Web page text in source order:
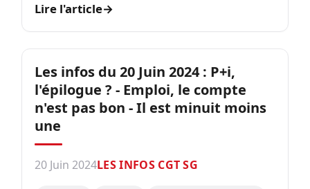
Lire l'article→
Les infos du 20 Juin 2024 : P+i,
l'épilogue ? - Emploi, le compte
n'est pas bon - Il est minuit moins
une
20 Juin 2024LES INFOS CGT SG